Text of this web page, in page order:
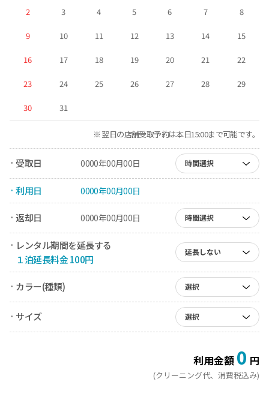
2 3 4 5 6 7 8
9 10 11 12 13 14 15
16 17 18 19 20 21 22
23 24 25 26 27 28 29
30 31
※ 翌日の店舗受取予約は本日15:00まで可能です。
· 受取日 0000年00月00日 時間選択
· 利用日 0000年00月00日
· 返却日 0000年00月00日 時間選択
· レンタル期間を延長する
１泊延長料金 100円
延長しない
· カラー(種類) 選択
· サイズ 選択
利用金額 0 円
(クリーニング代、消費税込み)